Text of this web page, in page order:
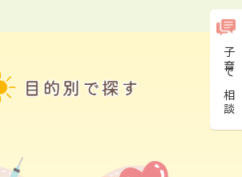
子育て相談